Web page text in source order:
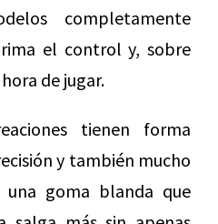
completamente
el control y, sobre
de jugar.
tienen forma
y también mucho
goma blanda que